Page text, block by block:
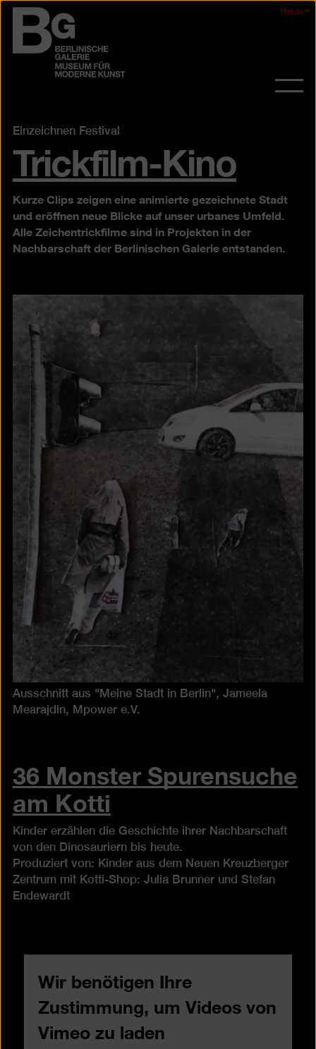
Zum
Seiteninhalt
springen
Berlinischen
Galerie
Heute
Einzeichnen Festival
Trickfilm-Kino
Kurze Clips zeigen eine animierte gezeichnete Stadt
und eröffnen neue Blicke auf unser urbanes Umfeld.
Alle Zeichentrickfilme sind in Projekten in der
Nachbarschaft der Berlinischen Galerie entstanden.
Ausschnitt aus "Meine Stadt in Berlin", Jameela
Mearajdin, Mpower e.V.
36 Monster Spurensuche
am Kotti
Kinder erzählen die Geschichte ihrer Nachbarschaft
von den Dinosauriern bis heute.
Produziert von: Kinder aus dem Neuen Kreuzberger
Zentrum mit Kotti-Shop: Julia Brunner und Stefan
Endewardt
Wir benötigen Ihre
Zustimmung, um Videos von
Vimeo zu laden